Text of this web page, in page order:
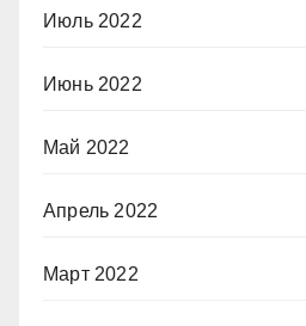
Июль 2022
Июнь 2022
Май 2022
Апрель 2022
Март 2022